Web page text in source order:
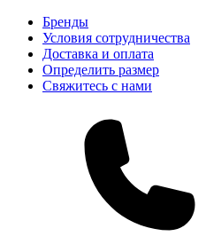
Бренды
Условия сотрудничества
Доставка и оплата
Определить размер
Свяжитесь с нами